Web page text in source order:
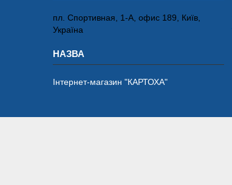
пл. Спортивная, 1-А, офис 189, Київ,
Україна
Інтернет-магазин "КАРТОХА"